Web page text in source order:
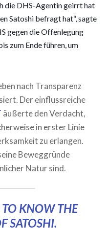
die DHS-Agentin geirrt hat
Satoshi befragt hat“, sagte
gegen die Offenlegung
zum Ende führen, um
nach Transparenz
Der einflussreiche
äußerte den Verdacht,
in erster Linie
zu erlangen.
Beweggründe
Natur sind.
KNOW THE
SATOSHI.